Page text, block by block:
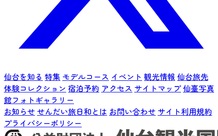
仙台を知る 特集 モデルコース イベント 観光情報 仙台旅先
体験コレクション 宿泊予約 アクセス サイトマップ仙臺写真
館フォトギャラリー
お知らせ せんだい旅日和とは お問い合わせ サイト利用規約
プライバシーポリシー